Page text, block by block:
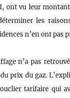
ont vu leur
les
n’en ont pas
n’a pas
prix du gaz.
tarifaire qui